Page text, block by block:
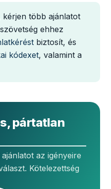
kérjen több ajánlatot
ehhez
biztosít, és
kódexet, valamint a
pártatlan
az igényeire
Kötelezettség